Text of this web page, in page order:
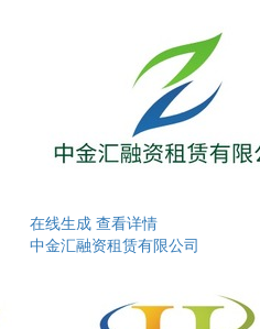
在线生成 查看详情
中金汇融资租赁有限公司